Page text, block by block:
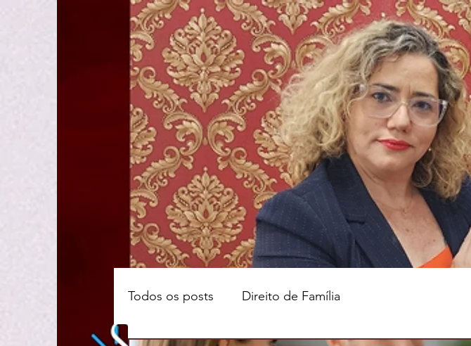
Todos os posts Direito de Família